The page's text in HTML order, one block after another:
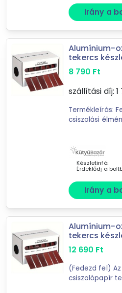
Mást is keresel? Válogass
tovább válogatok »
Irány a
Alumínium-
tekercs
8 790 Ft
szállítási díj:
Termékleírás:
csiszolási
munka ...
Készletinfó:
Érdeklődj a
Irány a
Alumínium-
tekercs
12 690 Ft
(Fedezd fel) Az
csiszolópapír